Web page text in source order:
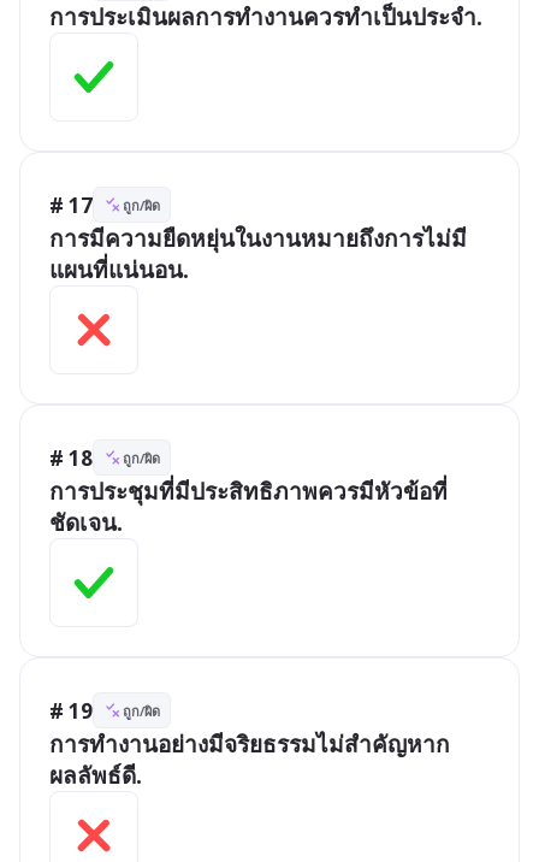
การประเมินผลการทำงานควรทำเป็นประจำ.
# 17 ถูก/ผิด
การมีความยืดหยุ่นในงานหมายถึงการไม่มี
แผนที่แน่นอน.
# 18 ถูก/ผิด
การประชุมที่มีประสิทธิภาพควรมีหัวข้อที่
ชัดเจน.
# 19 ถูก/ผิด
การทำงานอย่างมีจริยธรรมไม่สำคัญหาก
ผลลัพธ์ดี.